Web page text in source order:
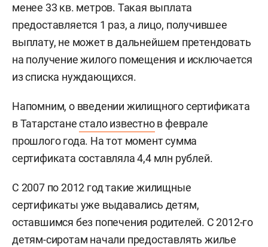
менее 33 кв. метров. Такая выплата
предоставляется 1 раз, а лицо, получившее
выплату, не может в дальнейшем претендовать
на получение жилого помещения и исключается
из списка нуждающихся.
Напомним, о введении жилищного сертификата
в Татарстанестало известнов феврале
прошлого года. На тот момент сумма
сертификата составляла 4,4 млн рублей.
С 2007 по 2012 год такие жилищные
сертификаты уже выдавались детям,
оставшимся без попечения родителей. С 2012-го
детям-сиротам начали предоставлять жилье